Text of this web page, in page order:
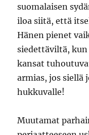
suomalaisen
iloa siitä, että
Hänen pienet
siedettäviltä,
kansat
armias, jos siellä
hukkuvalle!
Muutamat